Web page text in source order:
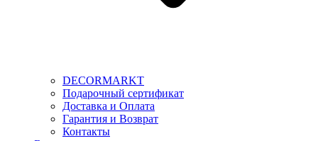
DECORMARKT
Подарочный сертификат
Доставка и Оплата
Гарантия и Возврат
Контакты